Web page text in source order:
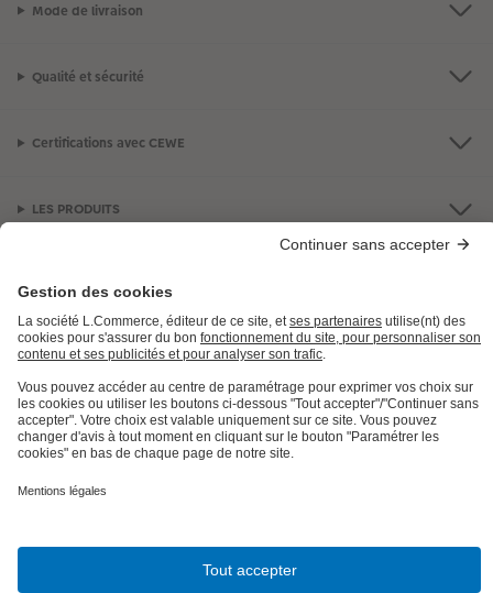
Mode de livraison
Qualité et sécurité
Certifications avec CEWE
LES PRODUITS
AIDE ET INFORMATION
INFORMATIONS LÉGALES
Encore mieux dans l'App PHOTO E.
x